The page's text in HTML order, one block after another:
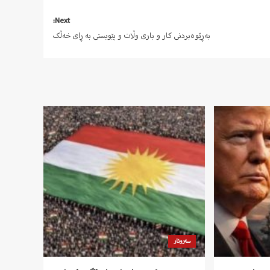
Next:
بەڕێوەبردنی کار و باری وڵات و پێویستی بە ڕای خەڵک
سەروتار